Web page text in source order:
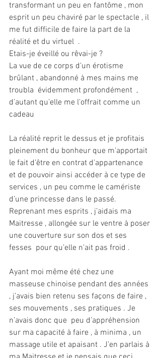
transformant un peu en fantôme , mon
esprit un peu chaviré par le spectacle , il
me fut difficile de faire la part de la
réalité et du virtuel  .
Etais-je éveillé ou rêvai-je ?
La vue de ce corps d’un érotisme
brûlant , abandonné à mes mains me
troubla  évidemment profondément  ,
d’autant qu’elle me l’offrait comme un
cadeau
La réalité reprit le dessus et je profitais
pleinement du bonheur que m’apportait
le fait d’être en contrat d’appartenance
et de pouvoir ainsi accéder à ce type de
services , un peu comme le camériste
d’une princesse dans le passé.
Reprenant mes esprits , j’aidais ma
Maitresse , allongée sur le ventre à poser
une couverture sur son dos et ses
fesses  pour qu’elle n’ait pas froid .
Ayant moi même été chez une
masseuse chinoise pendant des années
, j’avais bien retenu ses façons de faire ,
ses mouvements , ses pratiques . Je
n’avais donc que  peu d’appréhension
sur ma capacité à faire , à minima , un
massage utile et apaisant . J’en parlais à